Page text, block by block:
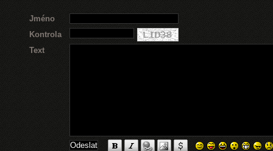
Jméno
Kontrola
Text